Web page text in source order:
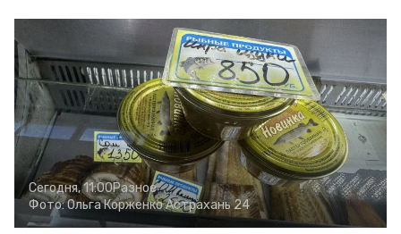
Сегодня, 11:00Разное
Фото:Ольга КорженкоАстрахань 24